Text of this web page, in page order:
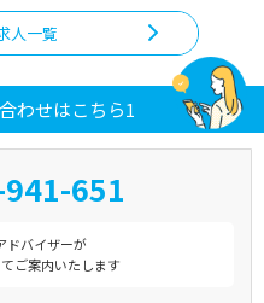
人一覧
わせはこちら1
651
ドバイザーが
ご案内いたします